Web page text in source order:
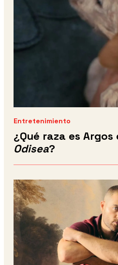
Entretenimiento
¿Qué raza es
Odisea?